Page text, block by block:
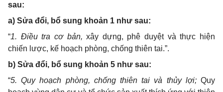
sau:
a) Sửa đổi, bổ sung khoản 1 như sau:
“1. Điều tra cơ bản, xây dựng, phê duyệt và thực hiện
chiến lược, kế hoạch phòng, chống thiên tai.”.
b) Sửa đổi, bổ sung khoản 5 như sau:
“5. Quy hoạch phòng, chống thiên tai và thủy lợi; Quy